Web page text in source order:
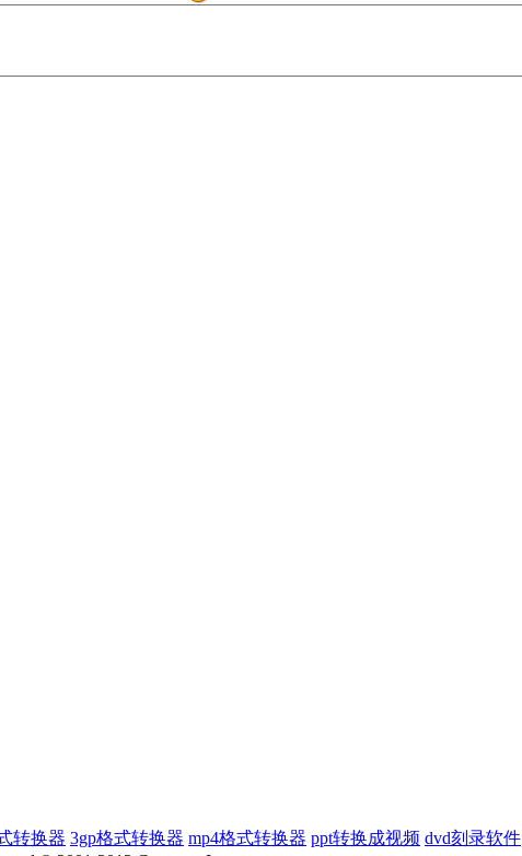
转换器 3gp格式转换器 mp4格式转换器 ppt转换成视频 dvd刻录软件